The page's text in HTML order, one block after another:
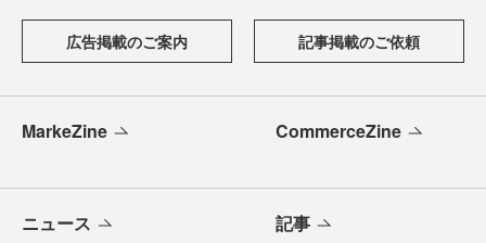
広告掲載のご案内 記事掲載のご依頼
MarkeZine CommerceZine
ニュース 記事